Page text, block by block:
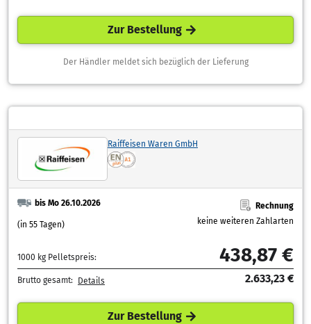
Zur Bestellung
Der Händler meldet sich bezüglich der Lieferung
Raiffeisen Waren GmbH
bis Mo 26.10.2026
(in 55 Tagen)
Rechnung
keine weiteren Zahlarten
1000 kg Pelletspreis: 438,87 €
Brutto gesamt: Details 2.633,23 €
Zur Bestellung